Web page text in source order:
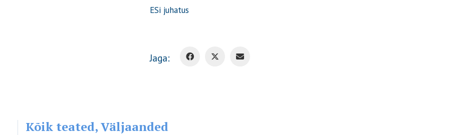
ESi juhatus
Jaga:
Kõik teated, Väljaanded